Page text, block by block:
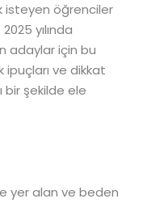
isteyen öğrenciler
yılında
adaylar için bu
ipuçları ve dikkat
bir şekilde ele
yer alan ve beden